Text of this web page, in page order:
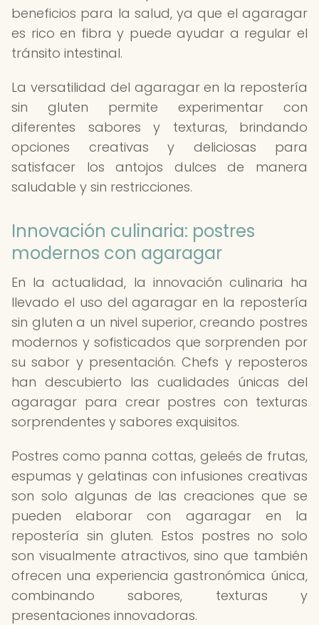
beneficios para la salud, ya que el agaragar
es rico en fibra y puede ayudar a regular el
tránsito intestinal.
La versatilidad del agaragar en la repostería
sin gluten permite experimentar con
diferentes sabores y texturas, brindando
opciones creativas y deliciosas para
satisfacer los antojos dulces de manera
saludable y sin restricciones.
Innovación culinaria: postres
modernos con agaragar
En la actualidad, la innovación culinaria ha
llevado el uso del agaragar en la repostería
sin gluten a un nivel superior, creando postres
modernos y sofisticados que sorprenden por
su sabor y presentación. Chefs y reposteros
han descubierto las cualidades únicas del
agaragar para crear postres con texturas
sorprendentes y sabores exquisitos.
Postres como panna cottas, geleés de frutas,
espumas y gelatinas con infusiones creativas
son solo algunas de las creaciones que se
pueden elaborar con agaragar en la
repostería sin gluten. Estos postres no solo
son visualmente atractivos, sino que también
ofrecen una experiencia gastronómica única,
combinando sabores, texturas y
presentaciones innovadoras.